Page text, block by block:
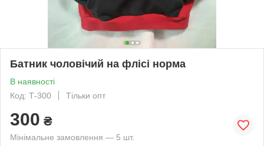
Батник чоловічий на флісі норма
В наявності
Код: Т-300
Тільки опт
300 ₴
Мінімальне замовлення — 5 шт.